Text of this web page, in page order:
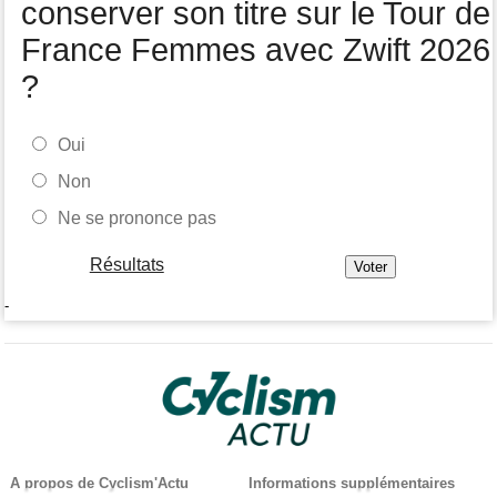
conserver son titre sur le Tour de
France Femmes avec Zwift 2026
?
Oui
Non
Ne se prononce pas
Résultats
-
A propos de Cyclism'Actu Informations supplémentaires